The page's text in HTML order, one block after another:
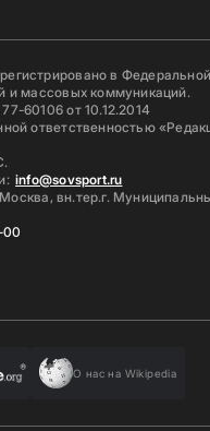
в
и массовых коммуникаций.
60106 от 10.12.2014
ответственностью
info@sovsport.ru
вн.тер.г.
00
О нас на Wikipedia